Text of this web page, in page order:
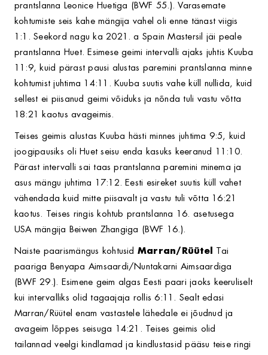
prantslanna Leonice Huetiga (BWF 55.). Varasemate
kohtumiste seis kahe mängija vahel oli enne tänast viigis
1:1. Seekord nagu ka 2021. a Spain Mastersil jäi peale
prantslanna Huet. Esimese geimi intervalli ajaks juhtis Kuuba
11:9, kuid pärast pausi alustas paremini prantslanna minne
kohtumist juhtima 14:11. Kuuba suutis vahe küll nullida, kuid
sellest ei piisanud geimi võiduks ja nõnda tuli vastu võtta
18:21 kaotus avageimis.
Teises geimis alustas Kuuba hästi minnes juhtima 9:5, kuid
joogipausiks oli Huet seisu enda kasuks keeranud 11:10.
Pärast intervalli sai taas prantslanna paremini minema ja
asus mängu juhtima 17:12. Eesti esireket suutis küll vahet
vähendada kuid mitte piisavalt ja vastu tuli võtta 16:21
kaotus. Teises ringis kohtub prantslanna 16. asetusega
USA mängija Beiwen Zhangiga (BWF 16.).
Naiste paarismängus kohtusid Marran/Rüütel
Tai
paariga Benyapa Aimsaardi/Nuntakarni Aimsaardiga
(BWF 29.). Esimene geim algas Eesti paari jaoks keeruliselt
kui intervalliks olid tagaajaja rollis 6:11. Sealt edasi
Marran/Rüütel enam vastastele lähedale ei jõudnud ja
avageim lõppes seisuga 14:21. Teises geimis olid
tailannad veelgi kindlamad ja kindlustasid pääsu teise ringi